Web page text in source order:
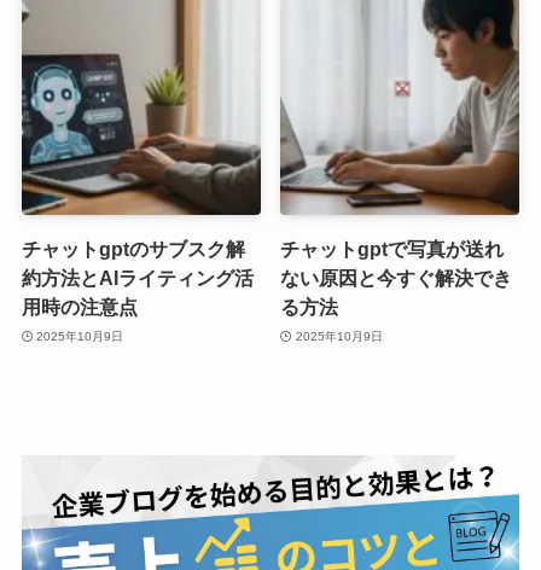
チャットgptのサブスク解
約方法とAIライティング活
用時の注意点
2025年10月9日
チャットgptで写真が送れ
ない原因と今すぐ解決でき
る方法
2025年10月9日